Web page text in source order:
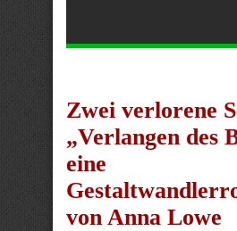
Zwei verlorene
„Verlangen des
eine
von Anna Lowe